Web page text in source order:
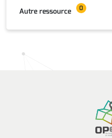
Autre ressource 0